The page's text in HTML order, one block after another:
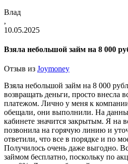
Влад
,
10.05.2025
Взяла небольшой займ на 8 000
Отзыв из Joymoney
Взяла небольшой займ на 8 000
возвращать деньги, просто внесла
платежом. Лично у меня к
обещали, они выполнили. На
кабинете значится закрытым. Я на
позвонила на горячую линию и
ответили, что все в порядке и по
Получилось очень даже выгодно.
займом бесплатно, поскольку по